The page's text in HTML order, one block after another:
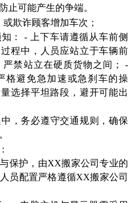
止可能产生的争端。
欺诈顾客增加车次；
： - 上下车请遵循从车前侧
程中，人员应站立于车辆前
禁站立在硬质货物之间； -
格避免急加速或急刹车的操
选择平坦路段，避开可能出
，务必遵守交通规则，确保
保护，由XX搬家公司专业的
员配置严格遵循XX搬家公司